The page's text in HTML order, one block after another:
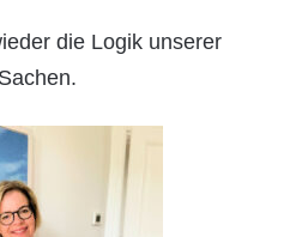
die Logik unserer